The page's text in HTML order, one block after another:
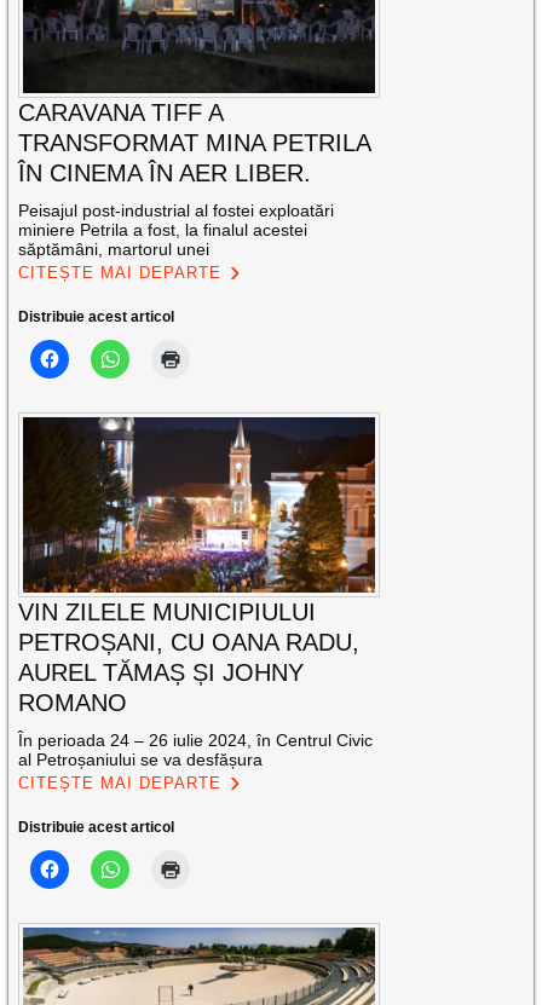
CARAVANA TIFF A
TRANSFORMAT MINA PETRILA
ÎN CINEMA ÎN AER LIBER.
Peisajul post-industrial al fostei exploatări
miniere Petrila a fost, la finalul acestei
săptămâni, martorul unei
CITEȘTE MAI DEPARTE
Distribuie acest articol
VIN ZILELE MUNICIPIULUI
PETROȘANI, CU OANA RADU,
AUREL TĂMAȘ ȘI JOHNY
ROMANO
În perioada 24 – 26 iulie 2024, în Centrul Civic
al Petroșaniului se va desfășura
CITEȘTE MAI DEPARTE
Distribuie acest articol